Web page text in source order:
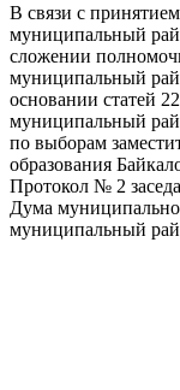
В связи с
муниципальный
сложении
муниципальный
основании статей
муниципальный
по выборам
образования
Протокол № 2
Дума
муниципальный